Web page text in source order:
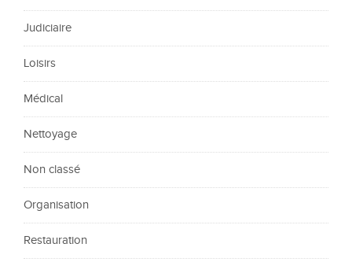
Judiciaire
Loisirs
Médical
Nettoyage
Non classé
Organisation
Restauration